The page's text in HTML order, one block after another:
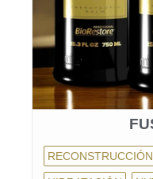
RECONSTRUCCIÓN